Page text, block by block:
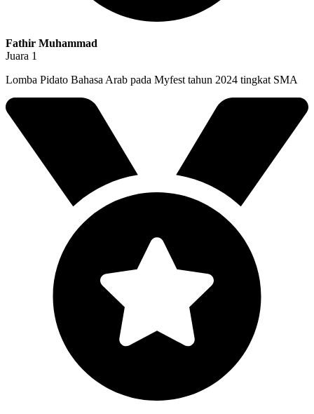
Fathir Muhammad
Juara 1
Lomba Pidato Bahasa Arab pada Myfest tahun 2024 tingkat SMA